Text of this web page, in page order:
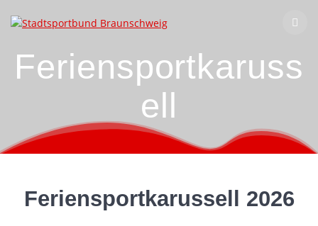
Inhalt
Feriensportkaruss
ell
Feriensportkarussell 2026